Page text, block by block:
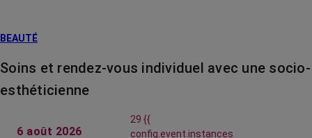
BEAUTÉ
Soins et rendez-vous individuel avec une socio-
esthéticienne
6 août 2026
29 {{
config.event.instances